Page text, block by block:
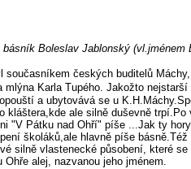
Boleslav Jablonský (vl.jménem
českých buditelů
mlýna Karla Tupého. Jakožto nejstarší
a ubytovává se u
ale silně duševně
Pátku nad Ohří" píše ...Jak ty
školáků,ale hlavně píše
silně vlastenecké působení, které
alej, nazvanou jeho jménem.